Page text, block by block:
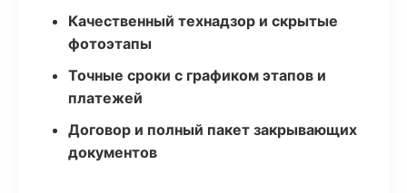
Качественный технадзор и скрытые
фотоэтапы
Точные сроки с графиком этапов и
платежей
Договор и полный пакет закрывающих
документов